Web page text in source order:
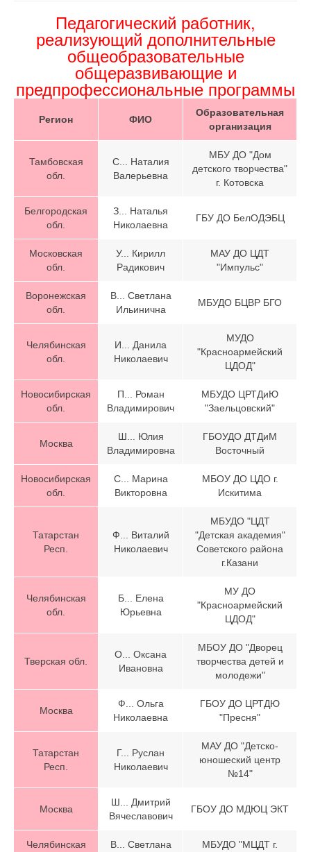
Педагогический работник,
реализующий дополнительные
общеобразовательные
общеразвивающие и
предпрофессиональные программы
Регион ФИО
Образовательная
организация
Тамбовская
обл.
С... Наталия
Валерьевна
МБУ ДО "Дом
детского творчества"
г. Котовска
Белгородская
обл.
З... Наталья
Николаевна
ГБУ ДО БелОДЭБЦ
Московская
обл.
У... Кирилл
Радикович
МАУ ДО ЦДТ
"Импульс"
Воронежская
обл.
В... Светлана
Ильинична
МБУДО БЦВР БГО
Челябинская
обл.
И... Данила
Николаевич
МУДО
"Красноармейский
ЦДОД"
Новосибирская
обл.
П... Роман
Владимирович
МБУДО ЦРТДиЮ
"Заельцовский"
Москва
Ш... Юлия
Владимировна
ГБОУДО ДТДиМ
Восточный
Новосибирская
обл.
С... Марина
Викторовна
МБОУ ДО ЦДО г.
Искитима
Татарстан
Респ.
Ф... Виталий
Николаевич
МБУДО "ЦДТ
"Детская академия"
Советского района
г.Казани
Челябинская
обл.
Б... Елена
Юрьевна
МУ ДО
"Красноармейский
ЦДОД"
Тверская обл.
О... Оксана
Ивановна
МБОУ ДО "Дворец
творчества детей и
молодежи"
Москва
Ф... Ольга
Николаевна
ГБОУ ДО ЦРТДЮ
"Пресня"
Татарстан
Респ.
Г... Руслан
Николаевич
МАУ ДО "Детско-
юношеский центр
№14"
Москва
Ш... Дмитрий
Вячеславович
ГБОУ ДО МДЮЦ ЭКТ
Челябинская
В... Светлана
МБУДО "МЦДТ г.